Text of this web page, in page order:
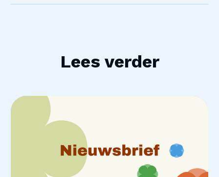
Lees verder